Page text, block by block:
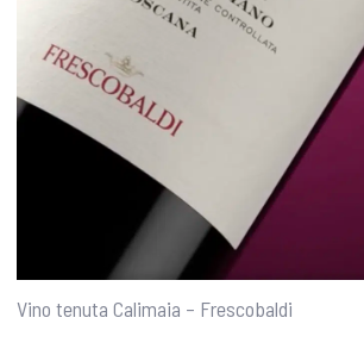
Vino tenuta Calimaia – Frescobaldi